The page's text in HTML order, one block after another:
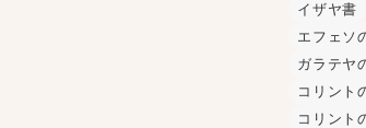
イザヤ書
エフェソ
ガラテヤ
コリント
コリント